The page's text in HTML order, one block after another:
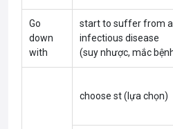
Go
down
with
start to suffer from
infectious disease
(suy nhược, mắc
choose st (lựa chọn)